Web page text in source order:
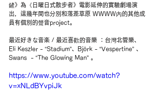
鏟》為《日曜日式散步者》電影延伸的實驗劇場演
出，這幾年間也分別和落差草原 WWWW內的其他成
員有個別的聲音project。
最近好きな音楽 / 最近喜歡的音樂 ：台灣北管樂、
Eli Keszler - “Stadium”、Björk - “Vespertine” 、
Swans  - “The Glowing Man” 。
https://www.youtube.com/watch?
v=xNLdBYvpiJk